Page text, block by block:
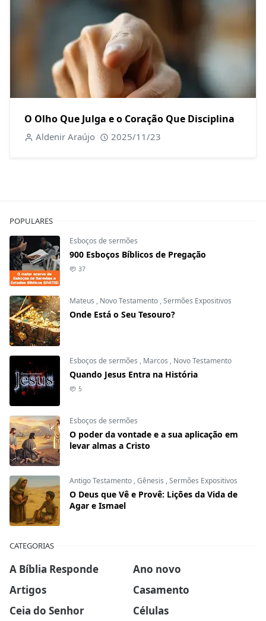
O Olho Que Julga e o Coração Que Disciplina
Aldenir Araújo 2025/11/23
POPULARES
Esboços de sermões
900 Esboços Bíblicos de Pregação
37
Mateus , Novo Testamento ,Sermões Expositivos
Onde Está o Seu Tesouro?
Esboços de sermões , Marcos , Novo Testamento
Quando Jesus Entra na História
5
Esboços de sermões
O poder da vontade e a sua aplicação em
levar almas a Cristo
Antigo Testamento ,Gênesis ,Sermões Expositivos
O Deus que Vê e Provê: Lições da Vida de
Agar e Ismael
CATEGORIAS
A Bíblia Responde
Ano novo
Artigos
Casamento
Ceia do Senhor
Células